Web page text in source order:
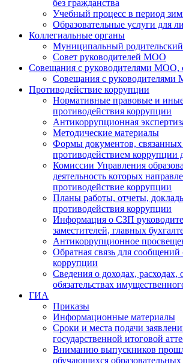
без гражданства
Учебный процесс в период
Образовательные услуги для
Коллегиальные органы
Муниципальный
Совет руководителей МОО
Совещания с руководителями МОО,
Совещания с
Противодействие коррупции
Нормативные правовые и
противодействия коррупции
Антикоррупционная
Методические материалы
Формы документов, связанных
противодействием коррупции
Комиссии Управления
деятельность которых
противодействие коррупции
Планы работы, отчеты,
противодействия коррупции
Информация о СЗП
заместителей, главных
Антикоррупционное
Обратная связь для сообщений
коррупции
Сведения о доходах, расходах,
обязательствах
ГИА
Приказы
Информационные материалы
Сроки и места подачи
государственной итоговой
Вниманию выпускников
обучающихся